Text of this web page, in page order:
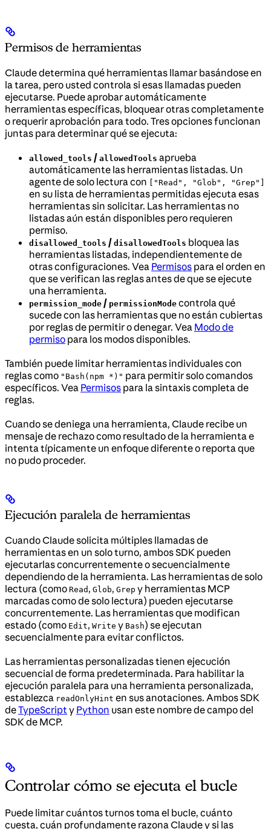
Permisos de herramientas
Claude determina qué herramientas llamar basándose en
la tarea, pero usted controla si esas llamadas pueden
ejecutarse. Puede aprobar automáticamente
herramientas específicas, bloquear otras completamente
o requerir aprobación para todo. Tres opciones funcionan
juntas para determinar qué se ejecuta:
allowed_tools / allowedTools aprueba
automáticamente las herramientas listadas. Un
agente de solo lectura con ["Read", "Glob", "Grep"]
en su lista de herramientas permitidas ejecuta esas
herramientas sin solicitar. Las herramientas no
listadas aún están disponibles pero requieren
permiso.
disallowed_tools / disallowedTools bloquea las
herramientas listadas, independientemente de
otras configuraciones. Vea Permisos para el orden en
que se verifican las reglas antes de que se ejecute
una herramienta.
permission_mode / permissionMode controla qué
sucede con las herramientas que no están cubiertas
por reglas de permitir o denegar. Vea Modo de
permiso para los modos disponibles.
También puede limitar herramientas individuales con
reglas como "Bash(npm *)" para permitir solo comandos
específicos. Vea Permisos para la sintaxis completa de
reglas.
Cuando se deniega una herramienta, Claude recibe un
mensaje de rechazo como resultado de la herramienta e
intenta típicamente un enfoque diferente o reporta que
no pudo proceder.
Ejecución paralela de herramientas
Cuando Claude solicita múltiples llamadas de
herramientas en un solo turno, ambos SDK pueden
ejecutarlas concurrentemente o secuencialmente
dependiendo de la herramienta. Las herramientas de solo
lectura (como Read , Glob, Grep y herramientas MCP
marcadas como de solo lectura) pueden ejecutarse
concurrentemente. Las herramientas que modifican
estado (como Edit, Write y Bash) se ejecutan
secuencialmente para evitar conflictos.
Las herramientas personalizadas tienen ejecución
secuencial de forma predeterminada. Para habilitar la
ejecución paralela para una herramienta personalizada,
establezca readOnlyHint en sus anotaciones. Ambos SDK
deTypeScript y Python usan este nombre de campo del
SDK de MCP.
Controlar cómo se ejecuta el bucle
Puede limitar cuántos turnos toma el bucle, cuánto
cuesta, cuán profundamente razona Claude y si las